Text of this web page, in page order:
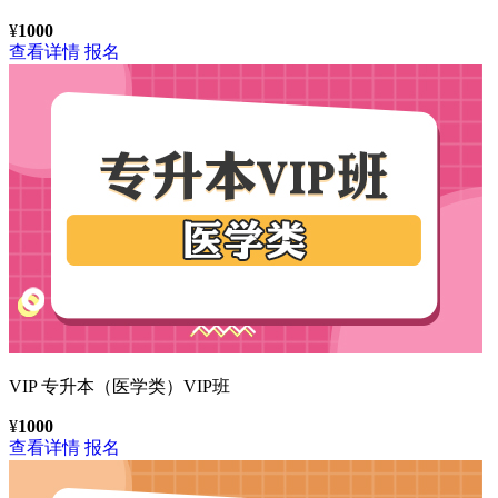
¥1000
查看详情 报名
VIP专升本（医学类）VIP班
¥1000
查看详情 报名